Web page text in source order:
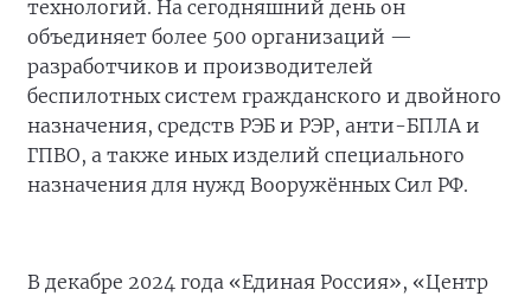
технологий. На сегодняшний день он
объединяет более 500 организаций —
разработчиков и производителей
беспилотных систем гражданского и двойного
назначения, средств РЭБ и РЭР, анти-БПЛА и
ГПВО, а также иных изделий специального
назначения для нужд Вооружённых Сил РФ.
В декабре 2024 года «Единая Россия», «Центр